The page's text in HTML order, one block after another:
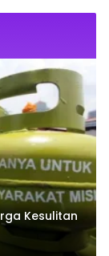
Kesulitan